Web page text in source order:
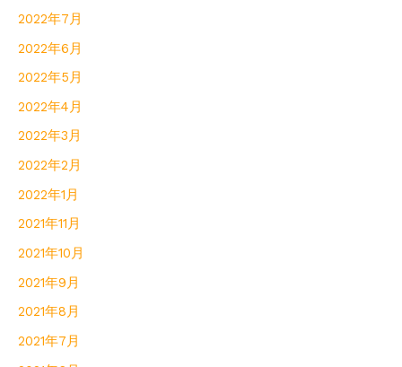
2022年7月
2022年6月
2022年5月
2022年4月
2022年3月
2022年2月
2022年1月
2021年11月
2021年10月
2021年9月
2021年8月
2021年7月